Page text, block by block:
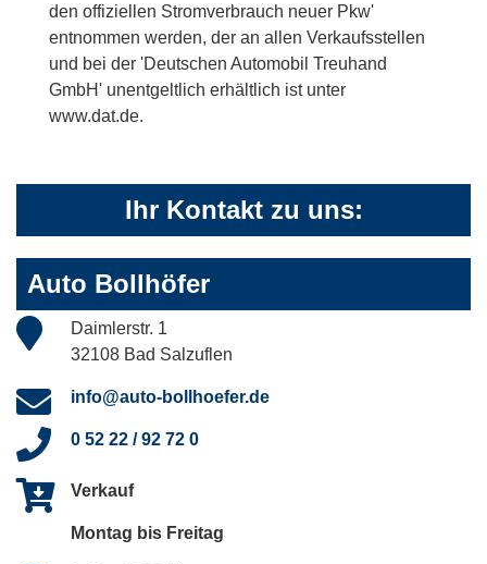
den offiziellen Stromverbrauch neuer Pkw'
entnommen werden, der an allen Verkaufsstellen
und bei der 'Deutschen Automobil Treuhand
GmbH' unentgeltlich erhältlich ist unter
www.dat.de.
Ihr Kontakt zu uns:
Auto Bollhöfer
Daimlerstr. 1
32108 Bad Salzuflen
info@auto-bollhoefer.de
0 52 22 / 92 72 0
Verkauf
Montag bis Freitag